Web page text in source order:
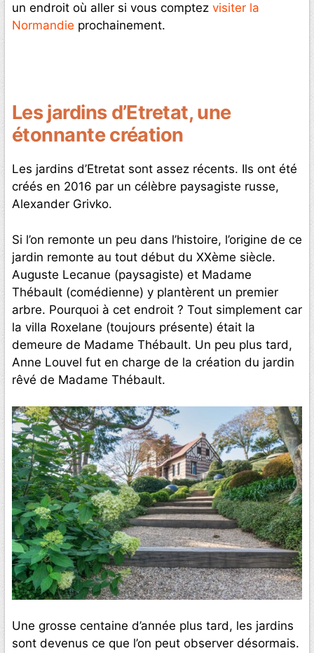
un endroit où aller si vous comptez visiter la
Normandie prochainement.
Les jardins d’Etretat, une
étonnante création
Les jardins d’Etretat sont assez récents. Ils ont été
créés en 2016 par un célèbre paysagiste russe,
Alexander Grivko.
Si l’on remonte un peu dans l’histoire, l’origine de ce
jardin remonte au tout début du XXème siècle.
Auguste Lecanue (paysagiste) et Madame
Thébault (comédienne) y plantèrent un premier
arbre. Pourquoi à cet endroit ? Tout simplement car
la villa Roxelane (toujours présente) était la
demeure de Madame Thébault. Un peu plus tard,
Anne Louvel fut en charge de la création du jardin
rêvé de Madame Thébault.
Une grosse centaine d’année plus tard, les jardins
sont devenus ce que l’on peut observer désormais.